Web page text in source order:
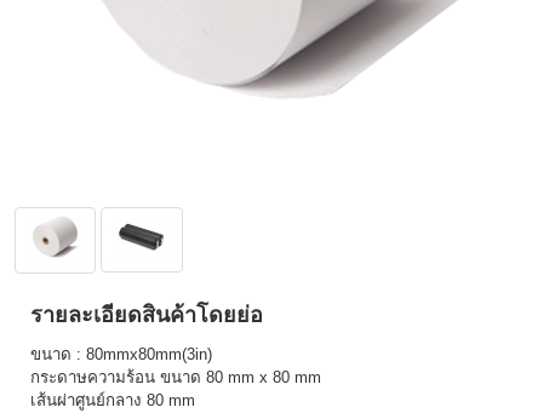
รายละเอียดสินค้าโดยย่อ
ขนาด : 80mmx80mm(3in)
กระดาษความร้อน ขนาด 80 mm x 80 mm
เส้นผ่าศูนย์กลาง 80 mm